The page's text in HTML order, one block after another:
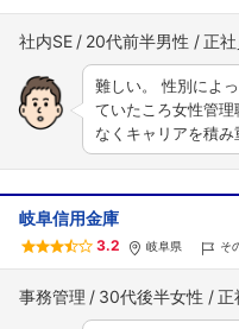
社内SE 20代前半男性 正社
難しい。 性別によ
ていたころ女性管
なくキャリアを積
岐阜信用金庫
3.2 岐阜県 そ
事務管理 30代後半女性 正